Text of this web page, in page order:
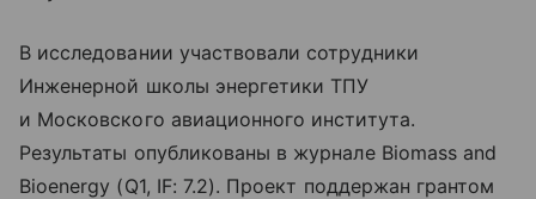
В исследовании участвовали сотрудники
Инженерной школы энергетики ТПУ
и Московского авиационного института.
Результаты опубликованы в журнале Biomass and
Bioenergy (Q1, IF: 7.2). Проект поддержан грантом